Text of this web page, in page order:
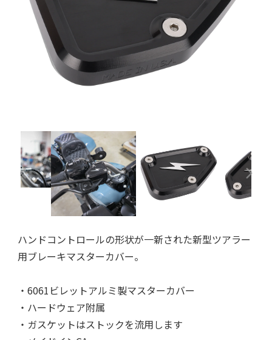
ハンドコントロールの形状が一新された新型ツアラー
用ブレーキマスターカバー。
・6061ビレットアルミ製マスターカバー
・ハードウェア附属
・ガスケットはストックを流用します